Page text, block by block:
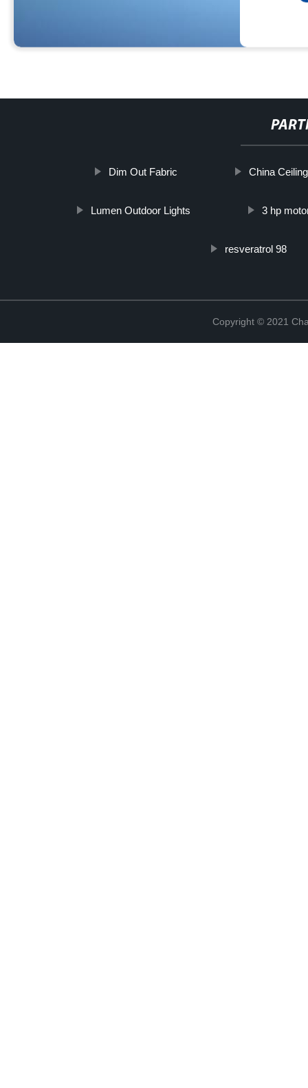
Dim Out Fabric China
Lumen Outdoor Lights 3 hp
resveratrol 98
Copyright © 2021